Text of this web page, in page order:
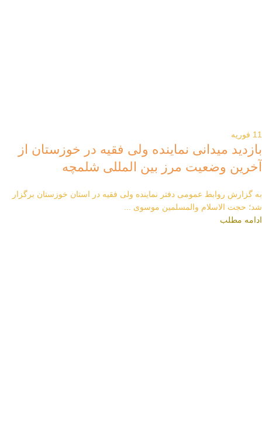
11 فوریه
بازدید میدانی نماینده ولی فقیه در خوزستان از
آخرین وضعیت مرز بین المللی شلمچه
به گزارش روابط عمومی دفتر نماینده ولی فقیه در استان خوزستان برگزار
شد؛ حجت الاسلام والمسلمین موسوی ...
ادامه مطلب